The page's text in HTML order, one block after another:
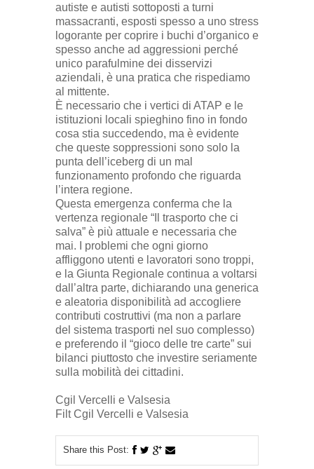
autiste e autisti sottoposti a turni
massacranti, esposti spesso a uno stress
logorante per coprire i buchi d’organico e
spesso anche ad aggressioni perché
unico parafulmine dei disservizi
aziendali, è una pratica che rispediamo
al mittente.
È necessario che i vertici di ATAP e le
istituzioni locali spieghino fino in fondo
cosa stia succedendo, ma è evidente
che queste soppressioni sono solo la
punta dell’iceberg di un mal
funzionamento profondo che riguarda
l’intera regione.
Questa emergenza conferma che la
vertenza regionale “Il trasporto che ci
salva” è più attuale e necessaria che
mai. I problemi che ogni giorno
affliggono utenti e lavoratori sono troppi,
e la Giunta Regionale continua a voltarsi
dall’altra parte, dichiarando una generica
e aleatoria disponibilità ad accogliere
contributi costruttivi (ma non a parlare
del sistema trasporti nel suo complesso)
e preferendo il “gioco delle tre carte” sui
bilanci piuttosto che investire seriamente
sulla mobilità dei cittadini.
Cgil Vercelli e Valsesia
Filt Cgil Vercelli e Valsesia
Share this Post: